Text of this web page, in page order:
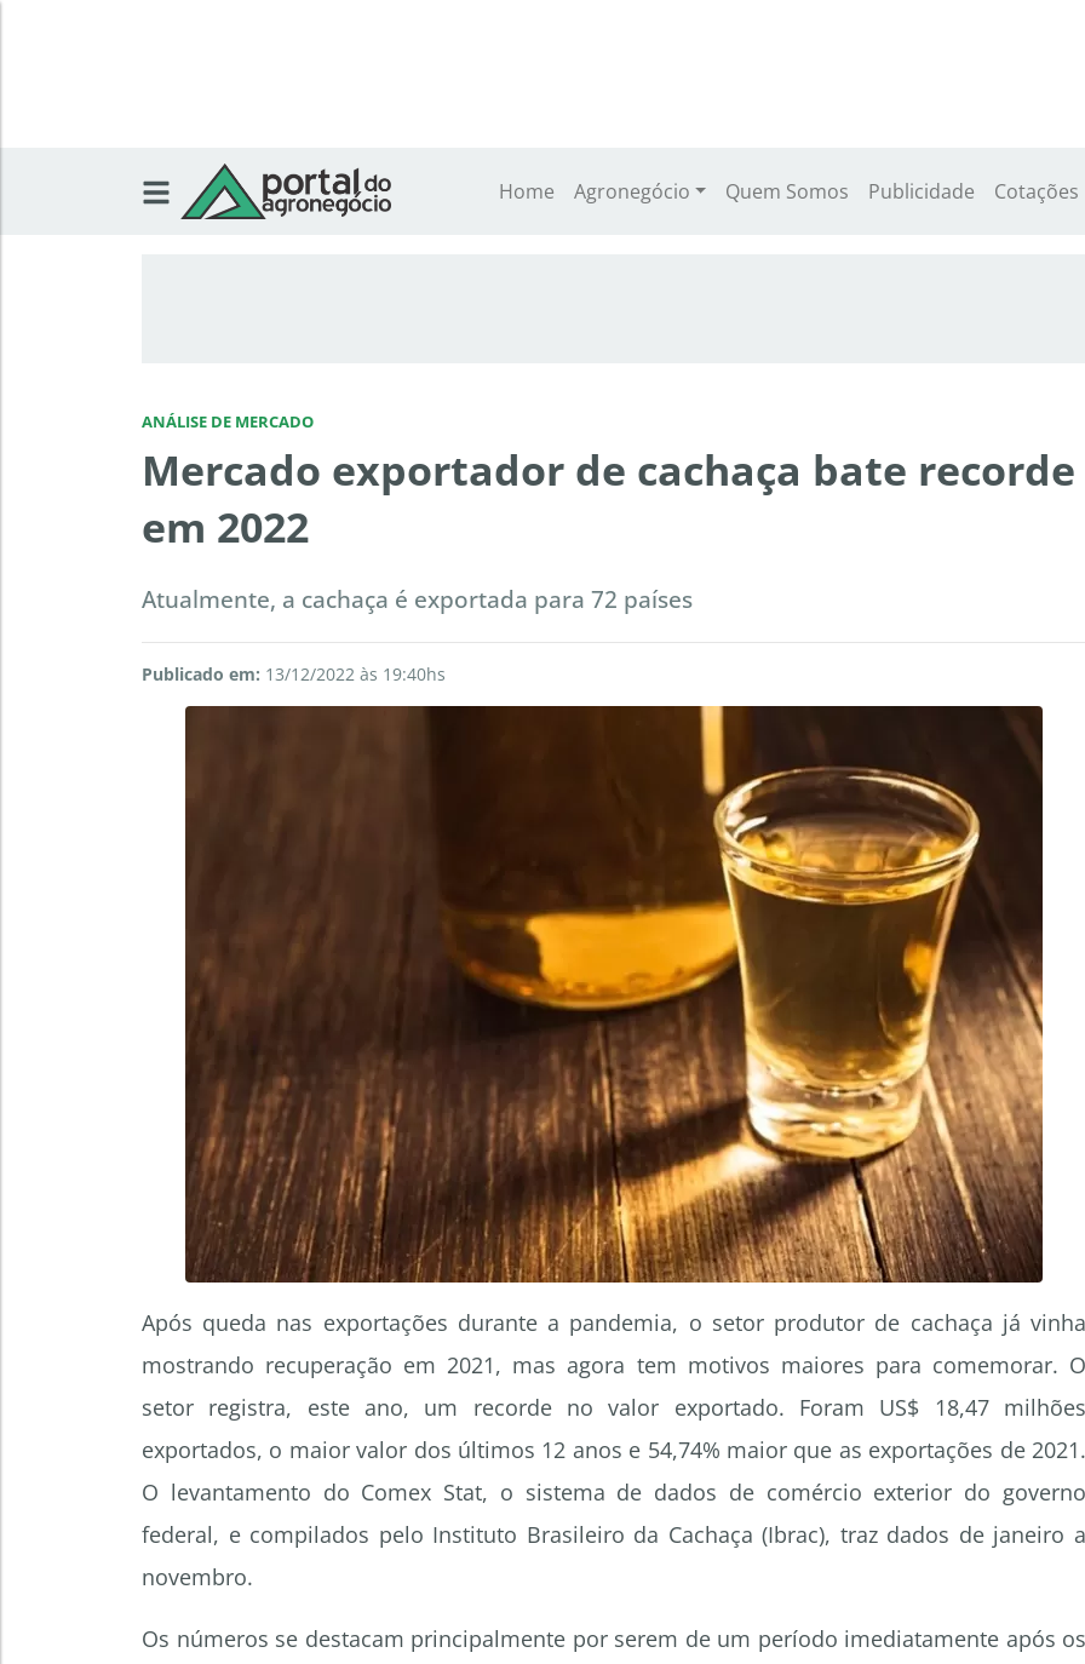
Home Agronegócio Quem Somos Publicidade Cotações
ANÁLISE DE MERCADO
Mercado exportador de cachaça bate recorde
em 2022
Atualmente, a cachaça é exportada para 72 países
Publicado em: 13/12/2022 às 19:40hs
Após queda nas exportações durante a pandemia, o setor produtor de cachaça já vinha
mostrando recuperação em 2021, mas agora tem motivos maiores para comemorar. O
setor registra, este ano, um recorde no valor exportado. Foram US$ 18,47 milhões
exportados, o maior valor dos últimos 12 anos e 54,74% maior que as exportações de 2021.
O levantamento do Comex Stat, o sistema de dados de comércio exterior do governo
federal, e compilados pelo Instituto Brasileiro da Cachaça (Ibrac), traz dados de janeiro a
novembro.
Os números se destacam principalmente por serem de um período imediatamente após os